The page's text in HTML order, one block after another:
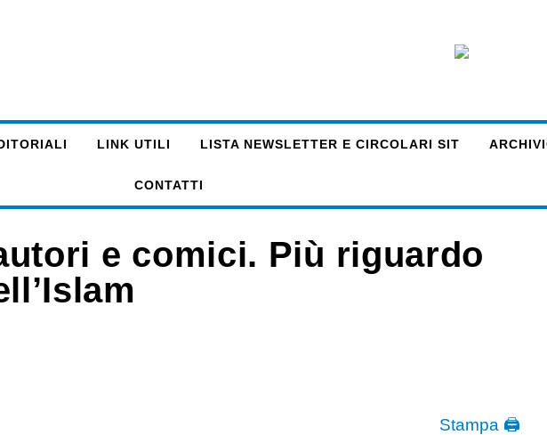
LINK UTILI LISTA NEWSLETTER E CIRCOLARI SIT
CONTATTI
e comici. Più riguardo
Stampa 🖨